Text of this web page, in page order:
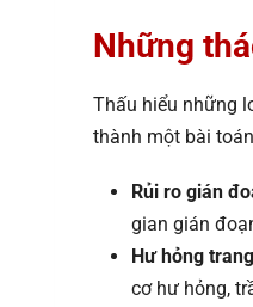
Những
Thấu hiểu những
thành một bài
Rủi ro gián
gian gián
Hư hỏng
cơ hư hỏng,